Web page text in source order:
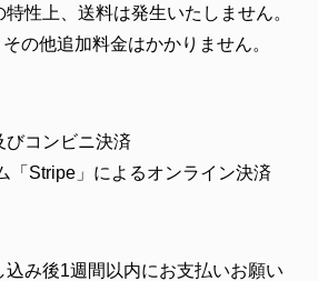
性上、送料は発生いたしません。
の他追加料金はかかりません。
びコンビニ決済
「Stripe」によるオンライン決済
込み後1週間以内にお支払いお願い